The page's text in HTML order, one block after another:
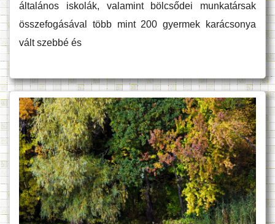
általános iskolák, valamint bölcsődei munkatársak
összefogásával több mint 200 gyermek karácsonya
vált szebbé és